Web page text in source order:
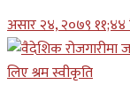
असार २४, २०७९ ११;४४